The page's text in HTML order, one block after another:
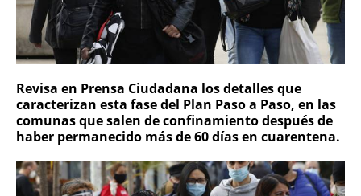
Revisa en Prensa Ciudadana los detalles que
caracterizan esta fase del Plan Paso a Paso, en las
comunas que salen de confinamiento después de
haber permanecido más de 60 días en cuarentena.